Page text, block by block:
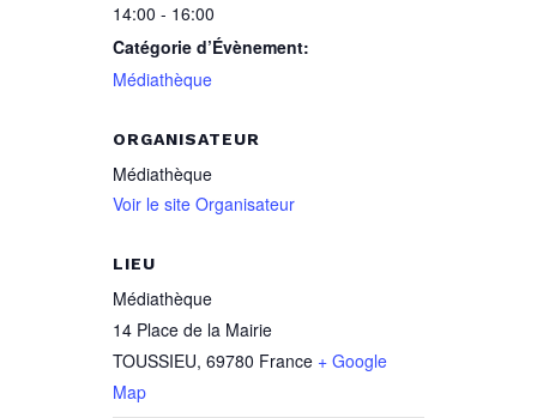
14:00 - 16:00
Catégorie d’Évènement:
Médiathèque
LIEU
Médiathèque
14 Place de la Mairie
TOUSSIEU, 69780 France + Google
Map
ORGANISATEUR
Médiathèque
Voir le site Organisateur